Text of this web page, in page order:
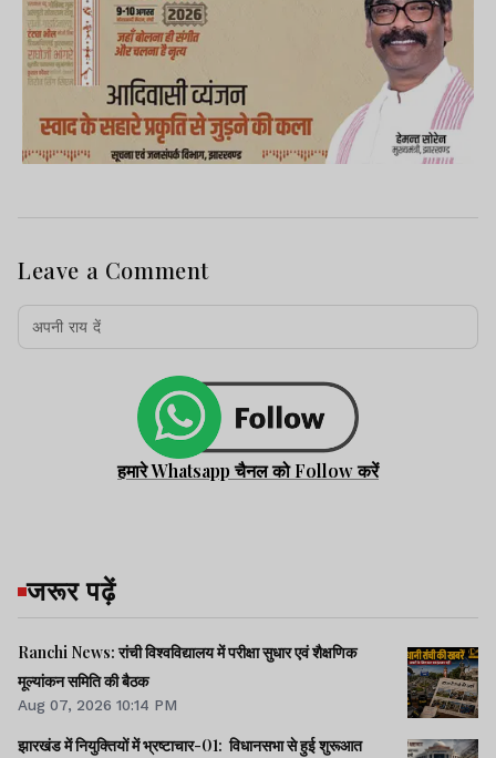
Leave a Comment
हमारे Whatsapp चैनल को Follow करें
जरूर पढ़ें
Ranchi News: रांची विश्वविद्यालय में परीक्षा सुधार एवं शैक्षणिक
मूल्यांकन समिति की बैठक
Aug 07, 2026 10:14 PM
झारखंड में नियुक्तियों में भ्रष्टाचार-01: विधानसभा से हुई शुरूआत